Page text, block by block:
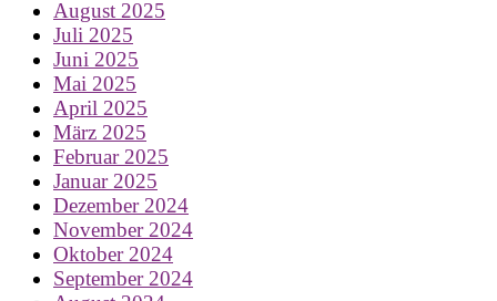
August 2025
Juli 2025
Juni 2025
Mai 2025
April 2025
März 2025
Februar 2025
Januar 2025
Dezember 2024
November 2024
Oktober 2024
September 2024